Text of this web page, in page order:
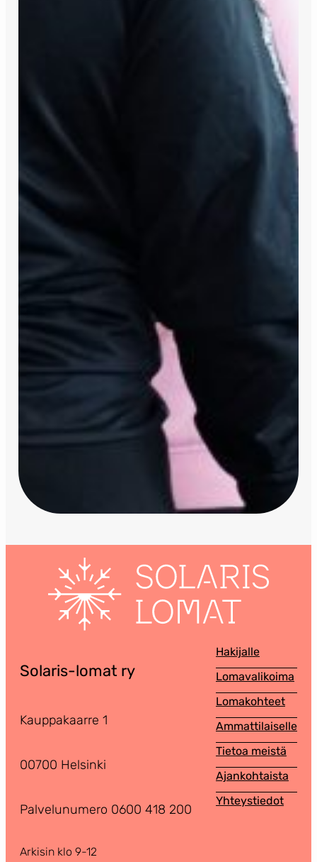
Solaris-lomat ry
Kauppakaarre 1
00700 Helsinki
Palvelunumero 0600 418 200
Arkisin klo 9-12
Hakijalle
Lomavalikoima
Lomakohteet
Ammattilaiselle
Tietoa meistä
Ajankohtaista
Yhteystiedot